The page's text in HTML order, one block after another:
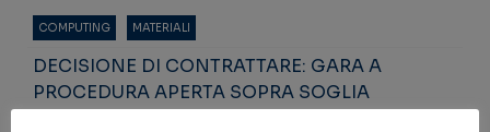
COMPUTING MATERIALI
DECISIONE DI CONTRATTARE: GARA A
PROCEDURA APERTA SOPRA SOGLIA